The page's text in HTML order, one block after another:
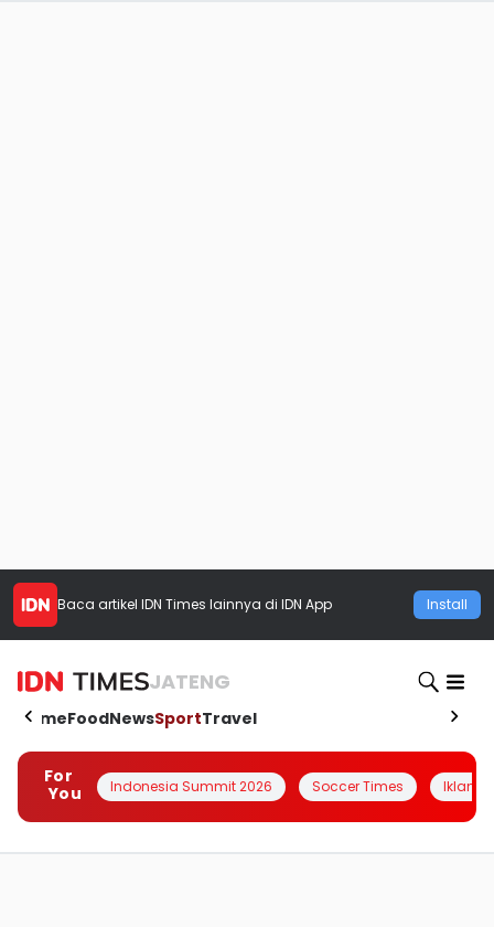
Baca artikel IDN Times lainnya di IDN App Install
JATENG
HomeFoodNewsSportTravel
For
You
Indonesia Summit 2026 Soccer Times Iklanin